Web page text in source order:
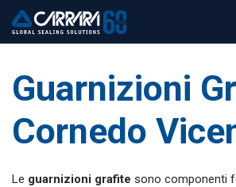
Guarnizioni
Cornedo
Le guarnizioni grafite sono componenti